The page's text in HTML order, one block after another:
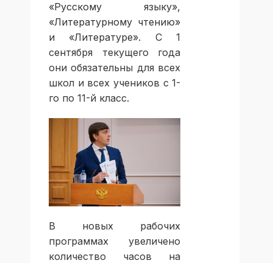
«Русскому языку»,
«Литературному чтению»
и «Литературе». С 1
сентября текущего года
они обязательны для всех
школ и всех учеников с 1-
го по 11-й класс.
В новых рабочих
программах увеличено
количество часов на